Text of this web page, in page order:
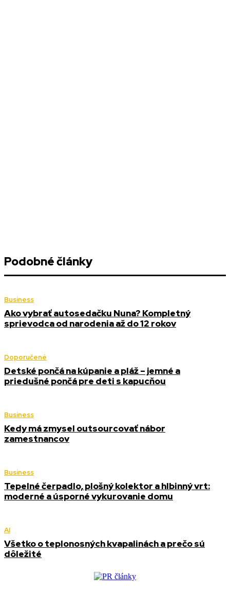
Podobné články
Business
Ako vybrať autosedačku Nuna? Kompletný
sprievodca od narodenia až do 12 rokov
Doporučené
Detské pončá na kúpanie a pláž – jemné a
priedušné pončá pre deti s kapucňou
Business
Kedy má zmysel outsourcovať nábor
zamestnancov
Business
Tepelné čerpadlo, plošný kolektor a hlbinný vrt:
moderné a úsporné vykurovanie domu
AI
Všetko o teplonosných kvapalinách a prečo sú
dôležité